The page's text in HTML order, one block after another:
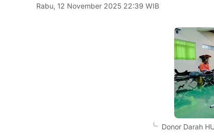
Rabu, 12 November 2025 22:39 WIB
Donor Darah